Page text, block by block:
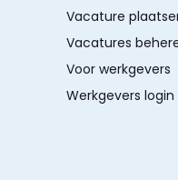
Vacature
Vacatures
Voor werkgevers
Werkgevers login